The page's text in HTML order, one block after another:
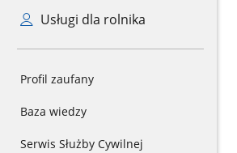
Usługi dla rolnika
Profil zaufany
Baza wiedzy
Serwis Służby Cywilnej